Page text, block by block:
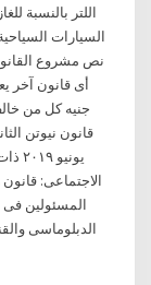
اللتر بالنسبة
السيارات
نص مشروع
الدبلوماسى